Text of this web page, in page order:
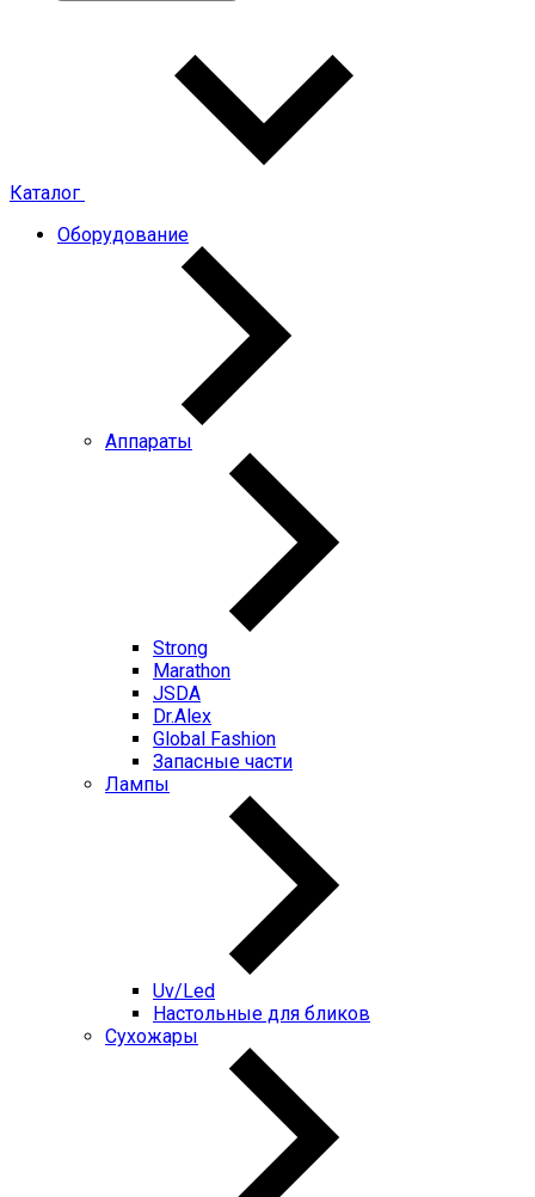
Каталог
Оборудование
Аппараты
Strong
Marathon
JSDA
Dr.Alex
Global Fashion
Запасные части
Лампы
Uv/Led
Настольные для бликов
Сухожары